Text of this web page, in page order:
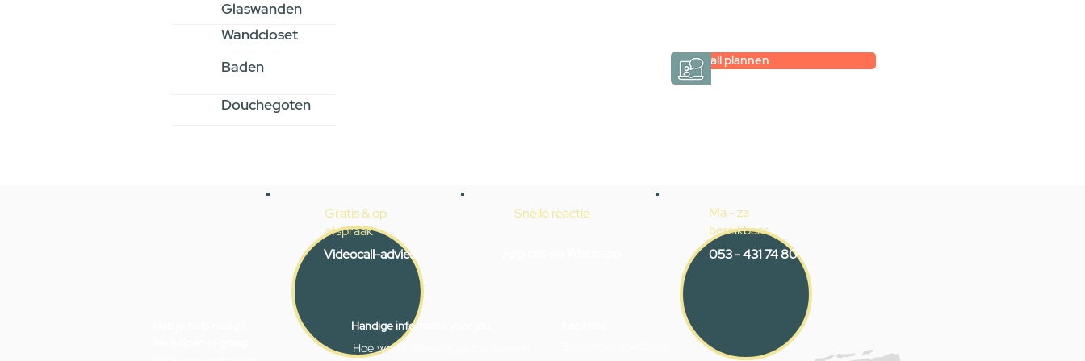
Glaswanden
Wandcloset
Baden
Douchegoten
Videocall plannen
Gratis & op
afspraak
Videocall-advies
Snelle reactie
Ma - za
bereikbaar
053 - 431 74 80
Handige informatie voor jou.
Hoe werkt videocall je badkamer?